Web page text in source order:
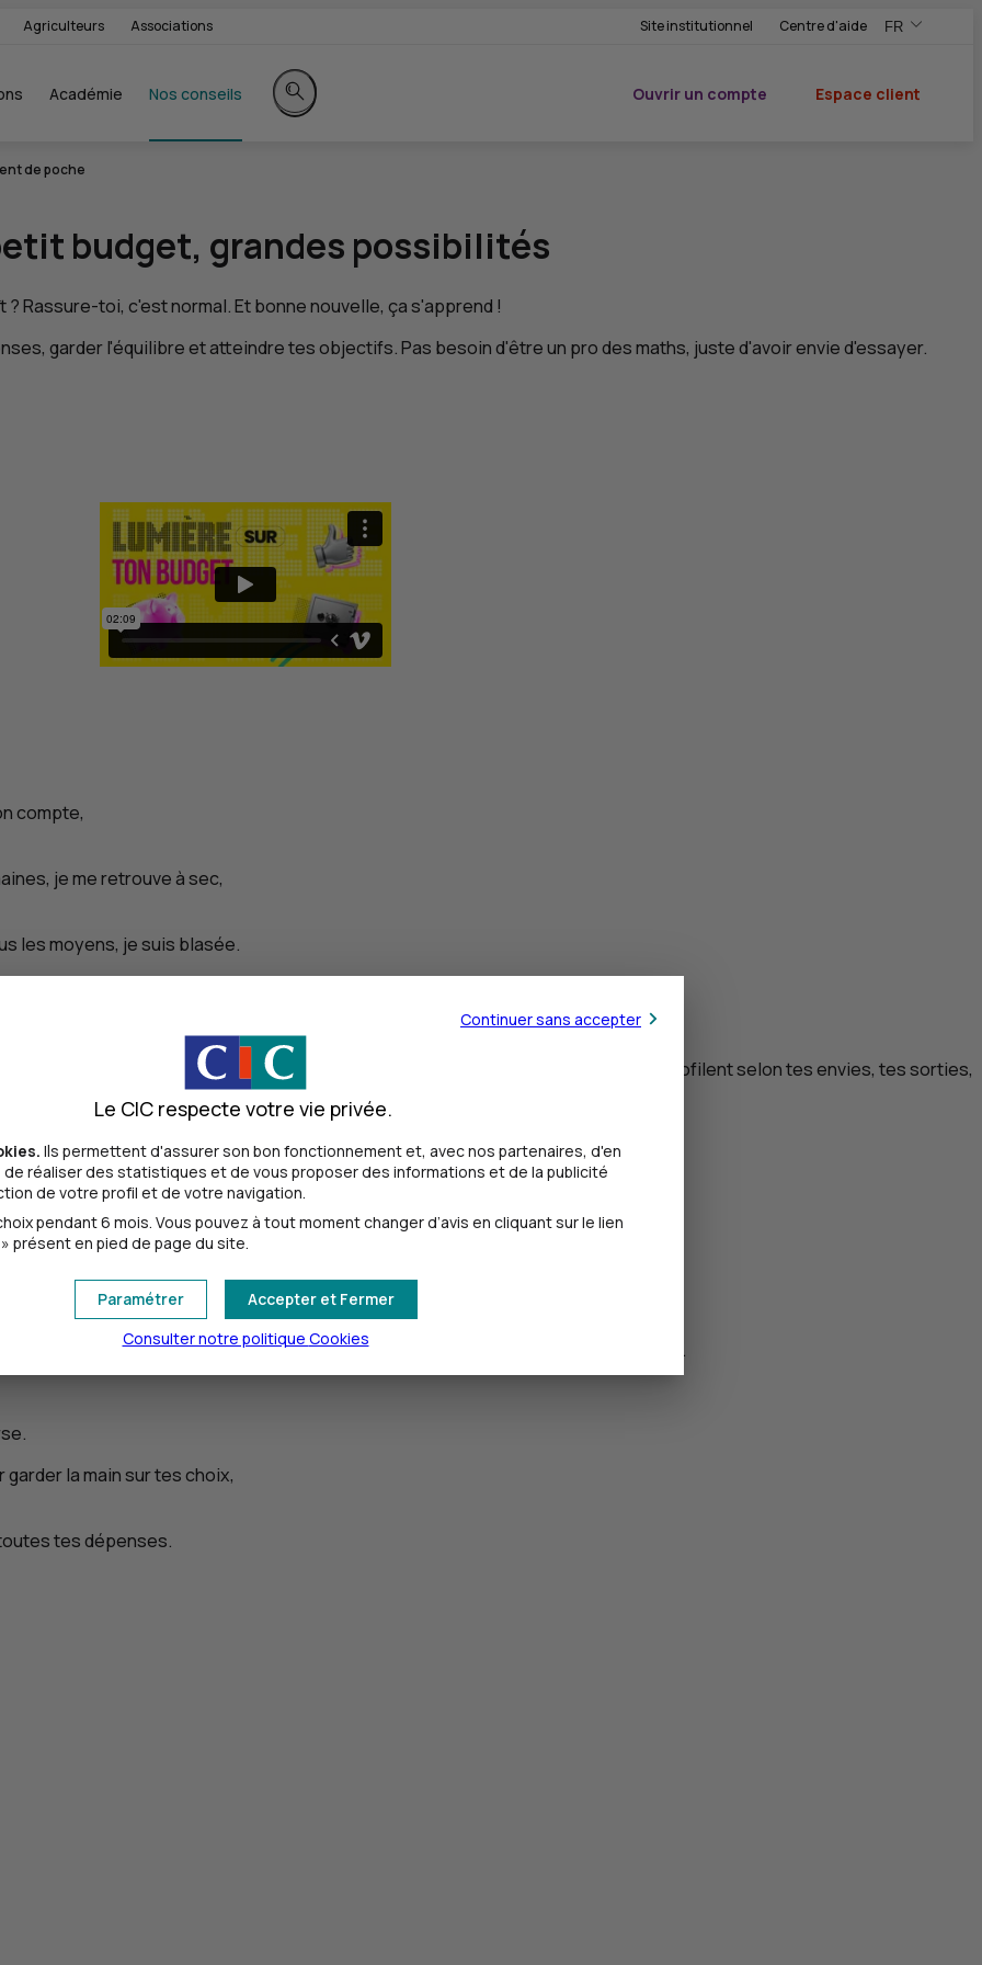
Agriculteurs Associations Site institutionnel Centre d'aide FR
,Version
,Changer de
Académie Nos conseils
Rechercher sur le site
Ouvrir un compte
Espace client
de poche
budget, grandes possibilités
Rassure-toi, c'est normal. Et bonne nouvelle, ça s'apprend !
garder l'équilibre et atteindre tes objectifs. Pas besoin d'être un pro des maths, juste d'avoir envie d'essayer.
compte,
je me retrouve à sec,
les moyens, je suis blasée.
ce qui entre et ce qui sort tous les mois.
dépenses fixes, qui reviennent tous les mois, et les dépenses variables, qui se profilent selon tes envies, tes sorties,
j'arriverais facilement à garder de l'argent pour moi.
et ce que tu as absolument envie de pouvoir te payer.
un peu d'argent de côté,
au jour le jour, mais aussi en économisant pour un objet ou un projet à venir.
la main sur tes choix,
tes dépenses.
Continuer sans accepter
Le CIC respecte votre vie privée.
Ils permettent d'assurer son bon fonctionnement et, avec nos partenaires, d'en
réaliser des statistiques et de vous proposer des informations et de la publicité
de votre profil et de votre navigation.
pendant 6 mois. Vous pouvez à tout moment changer d’avis en cliquant sur le lien
présent en pied de page du site.
Accepter et Fermer
Paramétrer
Consulter notre politique Cookies